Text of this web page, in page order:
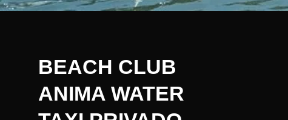
BEACH CLUB
ANIMA WATER